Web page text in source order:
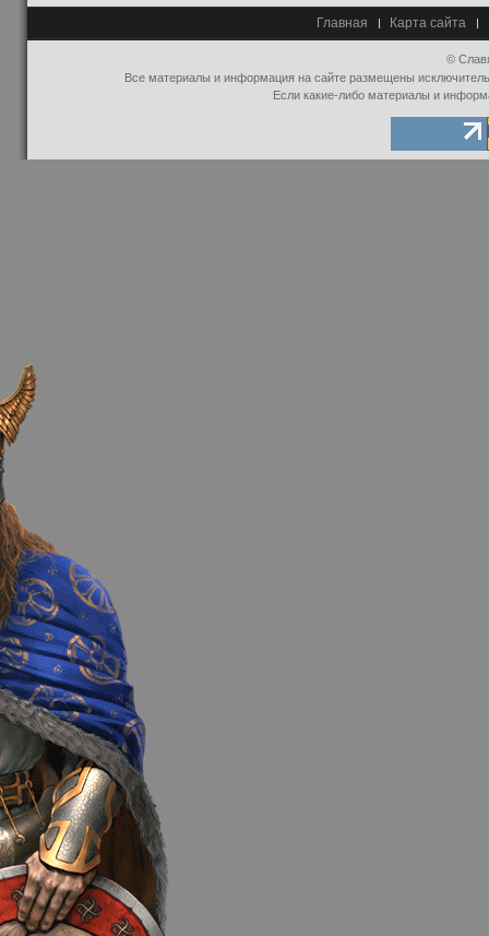
Главная Карта сайта
©
Все материалы и информация на сайте размещены
Если какие-либо материалы и